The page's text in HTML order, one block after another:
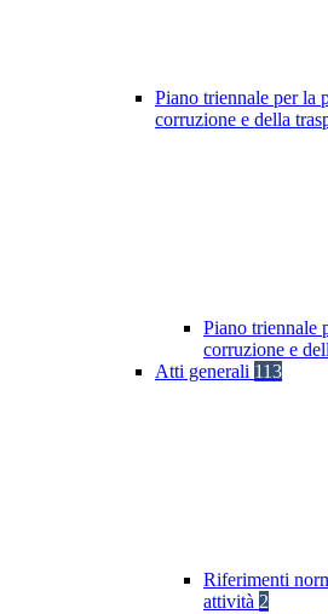
Piano triennale per la
corruzione e della
Piano triennale
corruzione e
Atti generali 113
Riferimenti
attività 2